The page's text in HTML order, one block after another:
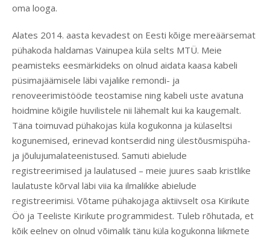
oma looga.
Alates 2014. aasta kevadest on Eesti kõige mereäärsemat
pühakoda haldamas Vainupea küla selts MTÜ. Meie
peamisteks eesmärkideks on olnud aidata kaasa kabeli
püsimajäämisele läbi vajalike remondi- ja
renoveerimistööde teostamise ning kabeli uste avatuna
hoidmine kõigile huvilistele nii lähemalt kui ka kaugemalt.
Täna toimuvad pühakojas küla kogukonna ja külaseltsi
kogunemised, erinevad kontserdid ning ülestõusmispüha-
ja jõulujumalateenistused. Samuti abielude
registreerimised ja laulatused – meie juures saab kristlike
laulatuste kõrval läbi viia ka ilmalikke abielude
registreerimisi. Võtame pühakojaga aktiivselt osa Kirikute
Öö ja Teeliste Kirikute programmidest. Tuleb rõhutada, et
kõik eelnev on olnud võimalik tänu küla kogukonna liikmete